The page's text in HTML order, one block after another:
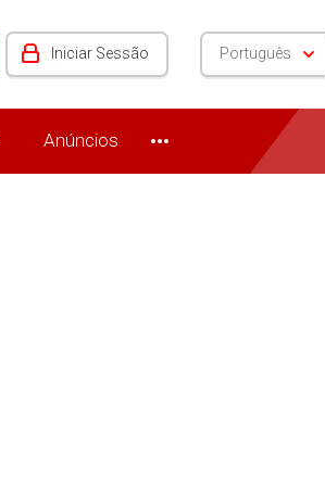
Iniciar Sessão Português
Anúncios